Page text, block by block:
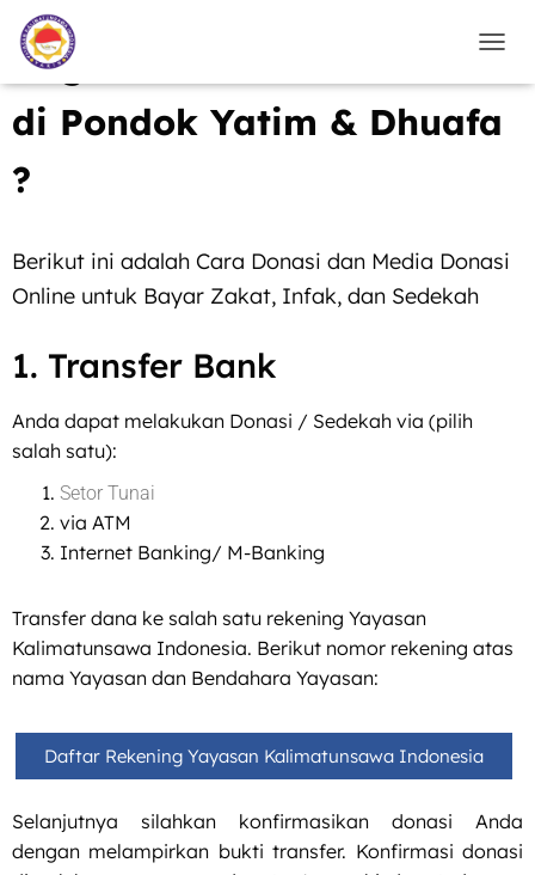
Bagaimana cara berdonasi
di Pondok Yatim & Dhuafa
?
Berikut ini adalah Cara Donasi dan Media Donasi
Online untuk Bayar Zakat, Infak, dan Sedekah
1. Transfer Bank
Anda dapat melakukan Donasi / Sedekah via (pilih
salah satu):
Setor Tunai
via ATM
Internet Banking/ M-Banking
Transfer dana ke salah satu rekening Yayasan
Kalimatunsawa Indonesia. Berikut nomor rekening atas
nama Yayasan dan Bendahara Yayasan:
Daftar Rekening Yayasan Kalimatunsawa Indonesia
Selanjutnya silahkan konfirmasikan donasi Anda
dengan melampirkan bukti transfer. Konfirmasi donasi